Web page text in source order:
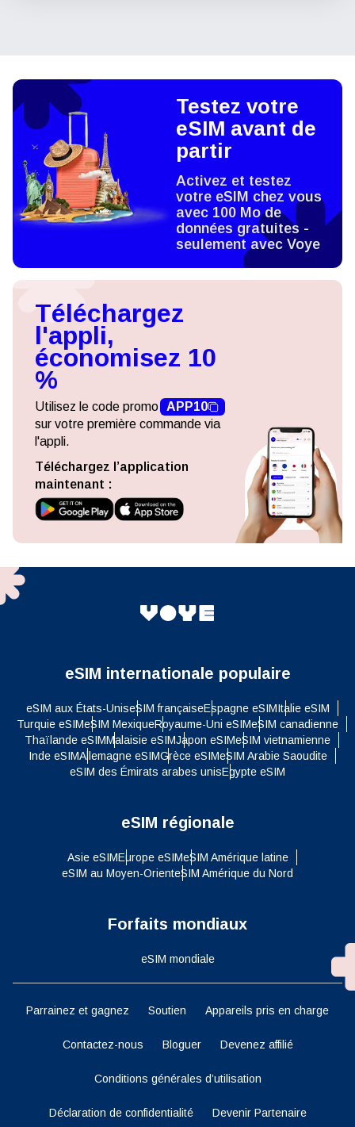
Testez votre
eSIM avant de
partir
Activez et testez
votre eSIM chez vous
avec 100 Mo de
données gratuites -
seulement avec Voye
Téléchargez
l'appli,
économisez 10
%
Utilisez le code promo APP10
sur votre première commande via
l'appli.
Téléchargez l’application
maintenant :
eSIM internationale populaire
eSIM aux États-UniseSIM françaiseEspagne eSIMItalie eSIM
Turquie eSIMeSIM MexiqueRoyaume-Uni eSIMeSIM canadienne
Thaïlande eSIMMalaisie eSIMJapon eSIMeSIM vietnamienne
Inde eSIMAllemagne eSIMGrèce eSIMeSIM Arabie Saoudite
eSIM des Émirats arabes unisEgypte eSIM
eSIM régionale
Asie eSIMEurope eSIMeSIM Amérique latine
eSIM au Moyen-OrienteSIM Amérique du Nord
Forfaits mondiaux
eSIM mondiale
Parrainez et gagnez Soutien Appareils pris en charge
Contactez-nous Bloguer Devenez affilié
Conditions générales d’utilisation
Déclaration de confidentialité Devenir Partenaire